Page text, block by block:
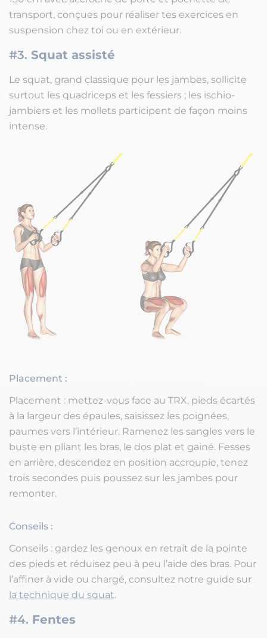
transport, conçues pour réaliser tes exercices en
suspension chez toi ou en extérieur.
#3. Squat assisté
Le squat, grand classique pour les jambes, sollicite
surtout les quadriceps et les fessiers ; les ischio-
jambiers et les mollets participent de façon moins
intense.
Placement :
Placement : mettez-vous face au TRX, pieds écartés
à la largeur des épaules, saisissez les poignées,
paumes vers l’intérieur. Ramenez les sangles vers le
buste en pliant les bras, le dos plat et gainé. Fesses
en arrière, descendez en position accroupie, tenez
trois secondes puis poussez sur les jambes pour
remonter.
Conseils :
Conseils : gardez les genoux en retrait de la pointe
des pieds et réduisez peu à peu l’aide des bras. Pour
l’affiner à vide ou chargé, consultez notre guide sur
la technique du squat.
#4. Fentes